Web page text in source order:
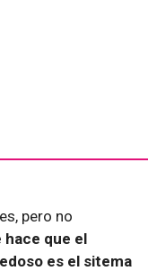
pero no
hace que el
es el sitema